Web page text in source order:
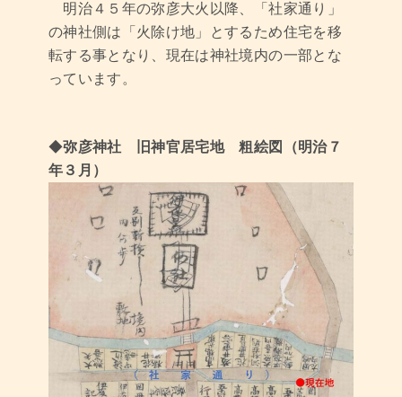
明治４５年の弥彦大火以降、「社家通り」
の神社側は「火除け地」とするため住宅を移
転する事となり、現在は神社境内の一部とな
っています。
◆弥彦神社 旧神官居宅地 粗絵図（明治７
年３月）